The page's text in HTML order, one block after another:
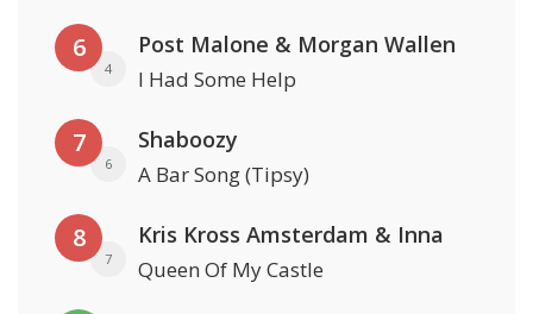
6
4
Post Malone & Morgan Wallen
I Had Some Help
7
6
Shaboozy
A Bar Song (Tipsy)
8
7
Kris Kross Amsterdam & Inna
Queen Of My Castle